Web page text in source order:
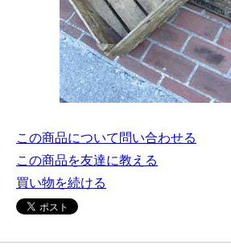
この商品について問い合わせる
この商品を友達に教える
買い物を続ける